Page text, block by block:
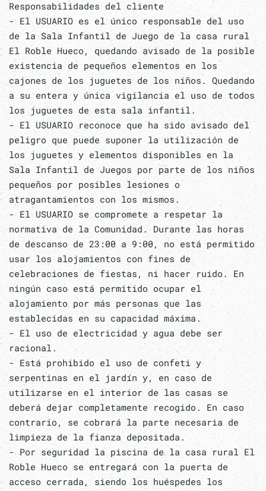
Responsabilidades del cliente
- El USUARIO es el único responsable del uso
de la Sala Infantil de Juego de la casa rural
El Roble Hueco, quedando avisado de la posible
existencia de pequeños elementos en los
cajones de los juguetes de los niños. Quedando
a su entera y única vigilancia el uso de todos
los juguetes de esta sala infantil.
- El USUARIO reconoce que ha sido avisado del
peligro que puede suponer la utilización de
los juguetes y elementos disponibles en la
Sala Infantil de Juegos por parte de los niños
pequeños por posibles lesiones o
atragantamientos con los mismos.
- El USUARIO se compromete a respetar la
normativa de la Comunidad. Durante las horas
de descanso de 23:00 a 9:00, no está permitido
usar los alojamientos con fines de
celebraciones de fiestas, ni hacer ruido. En
ningún caso está permitido ocupar el
alojamiento por más personas que las
establecidas en su capacidad máxima.
- El uso de electricidad y agua debe ser
racional.
- Está prohibido el uso de confeti y
serpentinas en el jardín y, en caso de
utilizarse en el interior de las casas se
deberá dejar completamente recogido. En caso
contrario, se cobrará la parte necesaria de
limpieza de la fianza depositada.
- Por seguridad la piscina de la casa rural El
Roble Hueco se entregará con la puerta de
acceso cerrada, siendo los huéspedes los